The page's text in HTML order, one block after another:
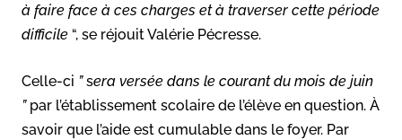
à faire face à ces charges et à traverser cette période
difficile “, se réjouit Valérie Pécresse.
Celle-ci ”sera versée dans le courant du mois de juin
” par l’établissement scolaire de l’élève en question. À
savoir que l’aide est cumulable dans le foyer. Par